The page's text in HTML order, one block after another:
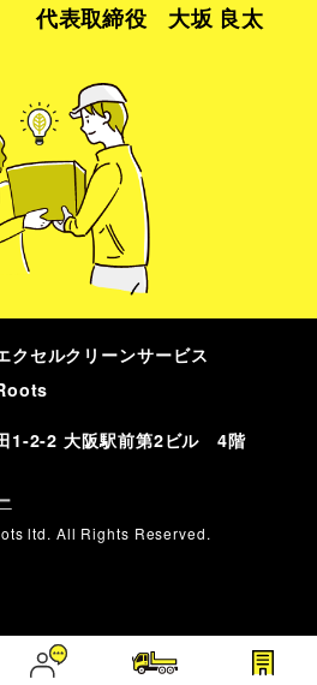
代表取締役 大坂 良太
セルクリーンサービス
1-2-2 大阪駅前第2ビル 4階
ltd. All Rights Reserved.